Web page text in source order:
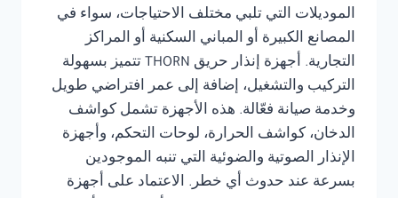
الموديلات التي تلبي مختلف الاحتياجات، سواء في
المصانع الكبيرة أو المباني السكنية أو المراكز
التجارية. أجهزة إنذار حريق THORN تتميز بسهولة
التركيب والتشغيل، إضافة إلى عمر افتراضي طويل
وخدمة صيانة فعّالة. هذه الأجهزة تشمل كواشف
الدخان، كواشف الحرارة، لوحات التحكم، وأجهزة
الإنذار الصوتية والضوئية التي تنبه الموجودين
بسرعة عند حدوث أي خطر. الاعتماد على أجهزة